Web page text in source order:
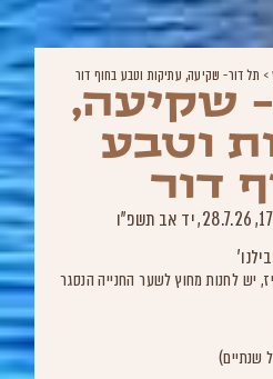
> תל דור- שקיעה, עתיקות וטבע בחוף דור
שקיעה,
וטבע
דור
יש לחנות מחוץ לשער החנייה הנסגר